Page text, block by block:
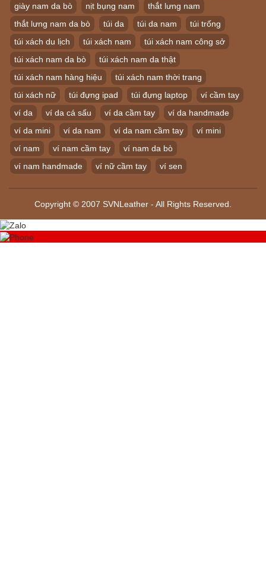
giày nam da bò
nịt bụng nam
thắt lưng nam
thắt lưng nam da bò
túi da túi da nam
túi trống
túi xách du lịch
túi xách nam
túi xách nam công sở
túi xách nam da bò
túi xách nam da thật
túi xách nam hàng hiệu
túi xách nam thời trang
túi xách nữ
túi đựng ipad túi đựng laptop
ví cầm tay
ví da
ví da cá sấu ví da cầm tay
ví da handmade
ví da mini
ví da nam ví da nam cầm tay
ví mini
ví nam
ví nam cầm tay
ví nam da bò
ví nam handmade
ví nữ cầm tay ví sen
Copyright © 2007 SVNLeather - All Rights Reserved.